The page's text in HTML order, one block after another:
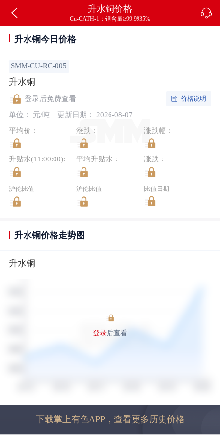
升水铜价格
Cu-CATH-1；铜含量≥99.9935%
升水铜今日价格
SMM-CU-RC-005
升水铜
登录后免费查看
单位： 元/吨
更新日期： 2026-08-07
价格说明
平均价： 涨跌： 涨跌幅：
升贴水(11:00:00): 平均升贴水： 涨跌：
沪伦比值 沪伦比值 比值日期
升水铜价格走势图
升水铜
登录后查看
下载掌上有色APP，查看更多历史价格